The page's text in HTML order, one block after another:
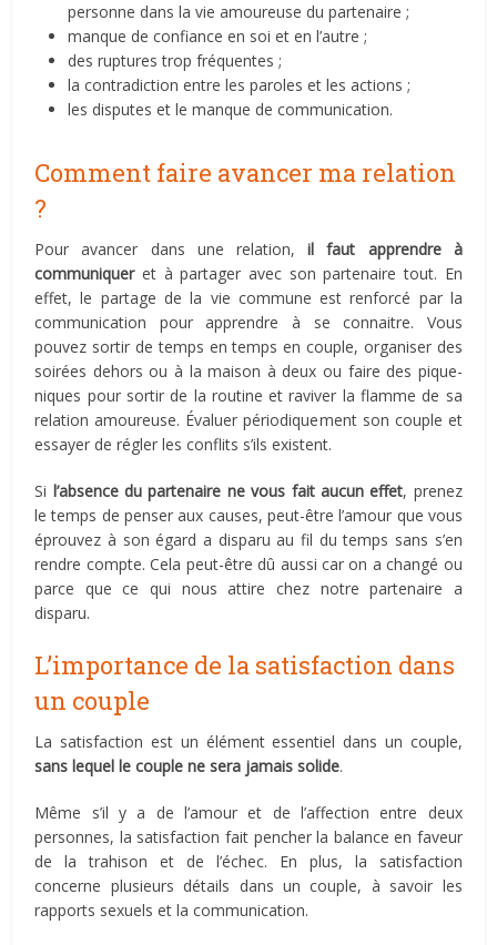
personne dans la vie amoureuse du partenaire ;
manque de confiance en soi et en l’autre ;
des ruptures trop fréquentes ;
la contradiction entre les paroles et les actions ;
les disputes et le manque de communication.
Comment faire avancer ma relation
?
Pour avancer dans une relation, il faut apprendre à
communiqueret à partager avec son partenaire tout. En
effet, le partage de la vie commune est renforcé par la
communication pour apprendre à se connaitre. Vous
pouvez sortir de temps en temps en couple, organiser des
soirées dehors ou à la maison à deux ou faire des pique-
niques pour sortir de la routine et raviver la flamme de sa
relation amoureuse. Évaluer périodiquement son couple et
essayer de régler les conflits s’ils existent.
Si l’absence du partenaire ne vous fait aucun effet, prenez
le temps de penser aux causes, peut-être l’amour que vous
éprouvez à son égard a disparu au fil du temps sans s’en
rendre compte. Cela peut-être dû aussi car on a changé ou
parce que ce qui nous attire chez notre partenaire a
disparu.
L’importance de la satisfaction dans
un couple
La satisfaction est un élément essentiel dans un couple,
sans lequel le couple ne sera jamais solide.
Même s’il y a de l’amour et de l’affection entre deux
personnes, la satisfaction fait pencher la balance en faveur
de la trahison et de l’échec. En plus, la satisfaction
concerne plusieurs détails dans un couple, à savoir les
rapports sexuels et la communication.